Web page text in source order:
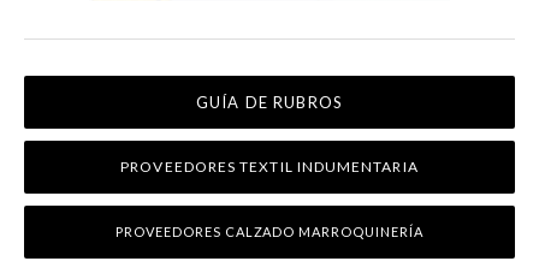
GUÍA DE RUBROS
PROVEEDORES TEXTIL INDUMENTARIA
PROVEEDORES CALZADO MARROQUINERÍA